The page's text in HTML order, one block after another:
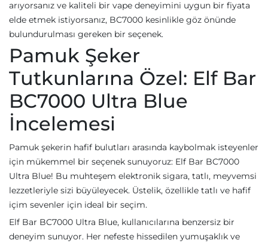
arıyorsanız ve kaliteli bir vape deneyimini uygun bir fiyata
elde etmek istiyorsanız, BC7000 kesinlikle göz önünde
bulundurulması gereken bir seçenek.
Pamuk Şeker
Tutkunlarına Özel: Elf Bar
BC7000 Ultra Blue
İncelemesi
Pamuk şekerin hafif bulutları arasında kaybolmak isteyenler
için mükemmel bir seçenek sunuyoruz: Elf Bar BC7000
Ultra Blue! Bu muhteşem elektronik sigara, tatlı, meyvemsi
lezzetleriyle sizi büyüleyecek. Üstelik, özellikle tatlı ve hafif
içim sevenler için ideal bir seçim.
Elf Bar BC7000 Ultra Blue, kullanıcılarına benzersiz bir
deneyim sunuyor. Her nefeste hissedilen yumuşaklık ve